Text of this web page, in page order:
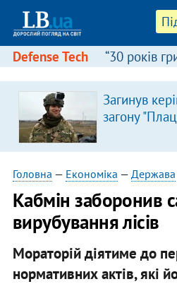
Defense Tech “30 років
Загинув
загону
Головна — Економіка — Держава
Кабмін заборонив
вирубування лісів
Мораторій діятиме до
нормативних актів, які